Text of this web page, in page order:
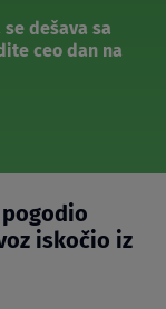
dešava sa
ceo dan na
pogodio
iskočio iz